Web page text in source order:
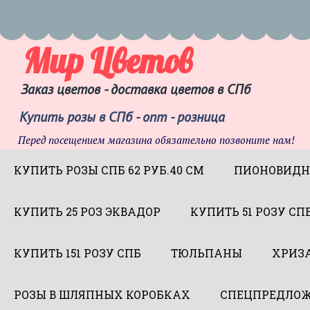
Мир Цветов
Заказ цветов - доставка цветов в СПб
Купить розы в СПб - опт - розница
Перед посещением магазина обязательно позвоните нам!
КУПИТЬ РОЗЫ СПБ 62 РУБ.40 СМ
КУПИТЬ 25 РОЗ ЭКВАДОР КУПИТЬ 51 РОЗУ
КУПИТЬ 151 РОЗУ СПБ ТЮЛЬПАНЫ
РОЗЫ В ШЛЯПНЫХ КОРОБКАХ